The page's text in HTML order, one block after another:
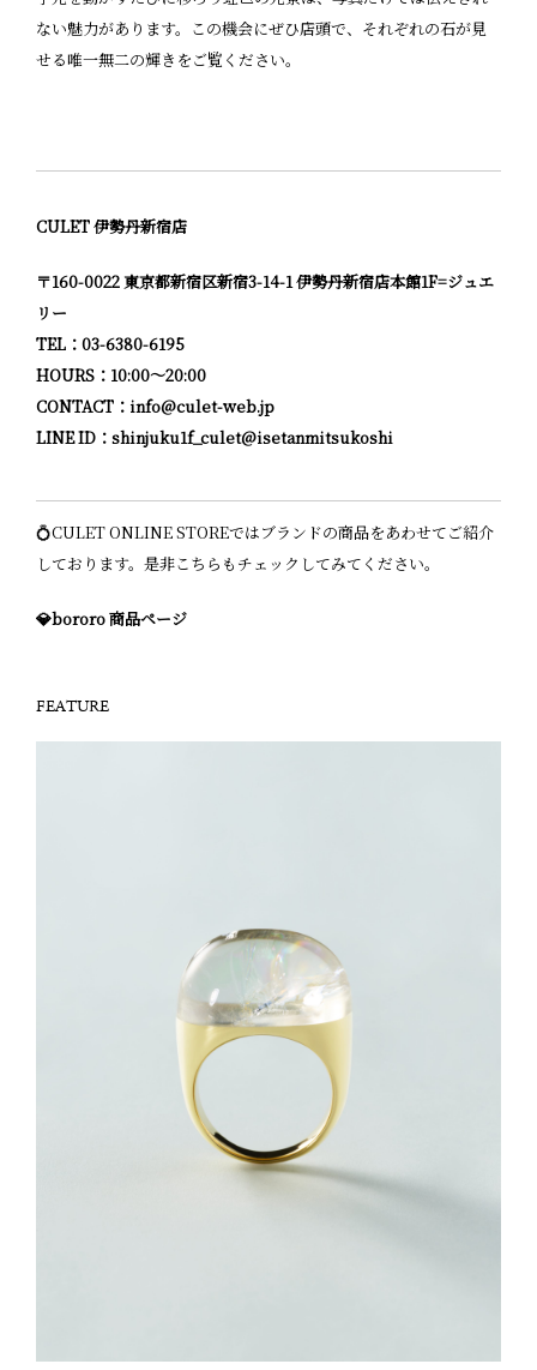
ない魅力があります。この機会にぜひ店頭で、それぞれの石が見
せる唯一無二の輝きをご覧ください。
CULET 伊勢丹新宿店
〒160-0022 東京都新宿区新宿3-14-1 伊勢丹新宿店本館1F=ジュエ
リー
TEL：03-6380-6195
HOURS：10:00〜20:00
CONTACT：info@culet-web.jp
LINE ID： shinjuku1f_culet@isetanmitsukoshi
💍CULET ONLINE STOREではブランドの商品をあわせてご紹介
しております。是非こちらもチェックしてみてください。
💎bororo 商品ページ
FEATURE